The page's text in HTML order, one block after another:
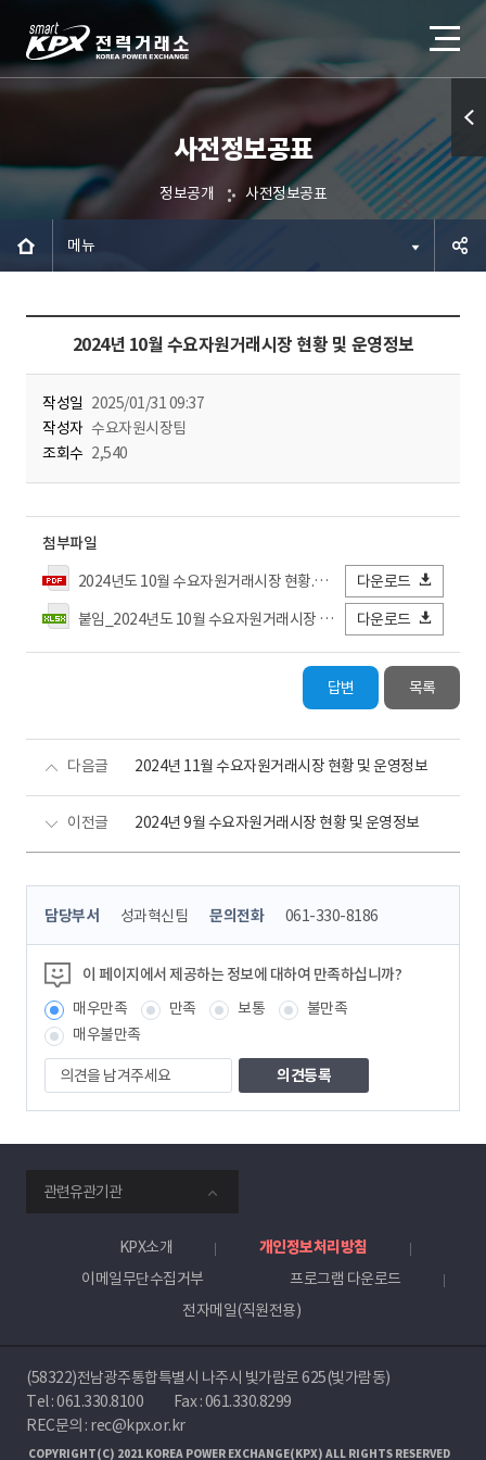
사전정보공표
정보공개 사전정보공표
메뉴
2024년 10월 수요자원거래시장 현황 및 운영정보
작성일 2025/01/31 09:37
작성자 수요자원시장팀
조회수 2,540
첨부파일
2024년도 10월 수요자원거래시장 현황.pdf
다운로드
붙임_2024년도 10월 수요자원거래시장 현황 상세.xlsx
다운로드
답변 목록
다음글 2024년 11월 수요자원거래시장 현황 및 운영정보
이전글 2024년 9월 수요자원거래시장 현황 및 운영정보
콘
츠
정
보
책
임
자
담당부서 성과혁신팀 문의전화 061-330-8186
이 페이지에서 제공하는 정보에 대하여 만족하십니까?
매우만족
만족 보통
불만족
매우불만족
의
견
을
겨
주
세
요
관련유관기관
KPX소개
개인정보처리방침
이메일무단수집거부
프로그램 다운로드
전자메일(직원전용)
(58322)전남광주통합특별시 나주시 빛가람로 625(빛가람동)
Tel :061.330.8100
Fax : 061.330.8299
REC문의 : rec@kpx.or.kr
COPYRIGHT(C) 2021 KOREA POWER EXCHANGE(KPX) ALL RIGHTS RESERVED
퀵메
뉴 열
기